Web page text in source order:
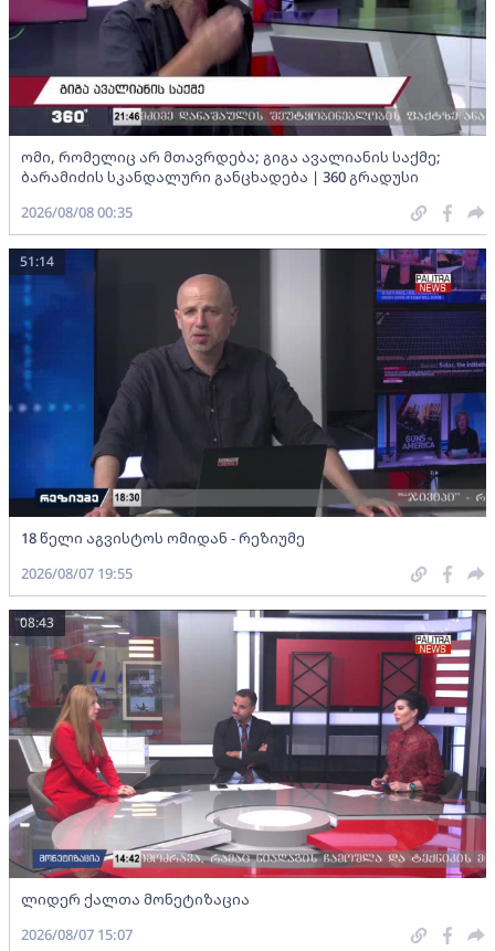
ომი, რომელიც არ მთავრდება; გიგა ავალიანის საქმე;
ბარამიძის სკანდალური განცხადება | 360 გრადუსი
2026/08/08 00:35
18 წელი აგვისტოს ომიდან - რეზიუმე
51:14
2026/08/07 19:55
ლიდერ ქალთა მონეტიზაცია
08:43
2026/08/07 15:07